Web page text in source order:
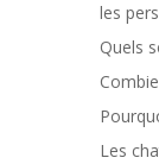
les
Quels
Les